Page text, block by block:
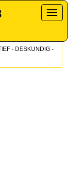
- DESKUNDIG -